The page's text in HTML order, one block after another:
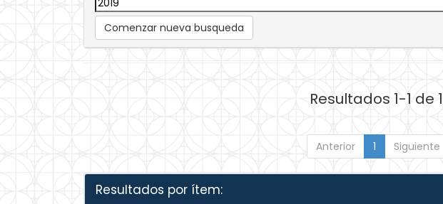
Comenzar nueva busqueda
Resultados 1-1 de
Anterior 1 Siguiente
Resultados por ítem: